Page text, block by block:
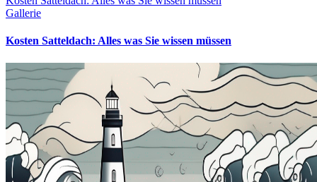
Gallerie
Kosten Satteldach: Alles was Sie wissen müssen